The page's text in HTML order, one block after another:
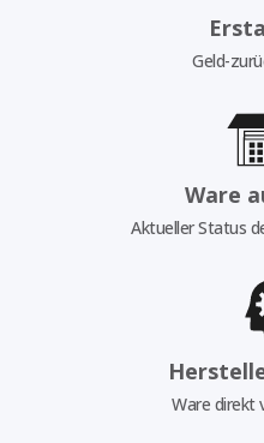
Geld-
Ware
Aktueller Status
Ware direkt